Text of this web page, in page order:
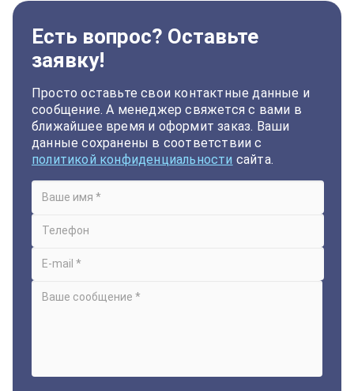
Есть вопрос? Оставьте
заявку!
Просто оставьте свои контактные данные и
сообщение. А менеджер свяжется с вами в
ближайшее время и оформит заказ. Ваши
данные сохранены в соответствии с
политикой конфиденциальности сайта.